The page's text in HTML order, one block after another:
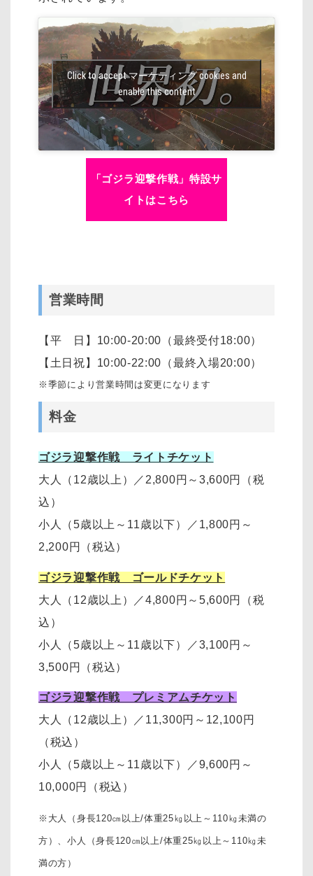
Click to accept マーケティング cookies and
enable this content
「ゴジラ迎撃作戦」特設サ
イトはこちら
営業時間
【平 日】10:00-20:00（最終受付18:00）
【土日祝】10:00-22:00（最終入場20:00）
※季節により営業時間は変更になります
料金
ゴジラ迎撃作戦 ライトチケット
大人（12歳以上）
／ 2,800円～3,600円
（税
込）
小人（5歳以上～11歳以下）
／ 1,800円～
2,200円
（税込）
ゴジラ迎撃作戦 ゴールドチケット
大人（12歳以上）
／4,800円～5,600円（税
込）
小人（5歳以上～11歳以下）
／3,100円～
3,500円
（税込）
ゴジラ迎撃作戦 プレミアムチケット
大人（12歳以上）
／11,300円～12,100円
（税込）
小人（5歳以上～11歳以下）
／9,600円～
10,000円
（税込）
※大人（身長120㎝以上/体重25㎏以上～110㎏未満の
方）、小人（身長120㎝以上/体重25㎏以上～110㎏未
満の方）